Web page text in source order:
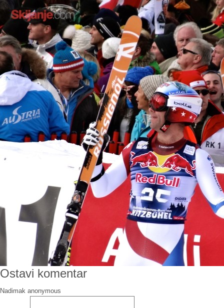
Ostavi komentar
Nadimak